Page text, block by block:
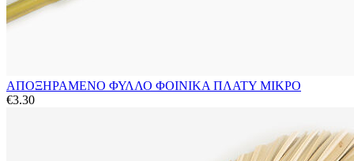
ΑΠΟΞΗΡΑΜΕΝΟ ΦΥΛΛΟ ΦΟΙΝΙΚΑ ΠΛΑΤΥ ΜΙΚΡΟ
€3.30